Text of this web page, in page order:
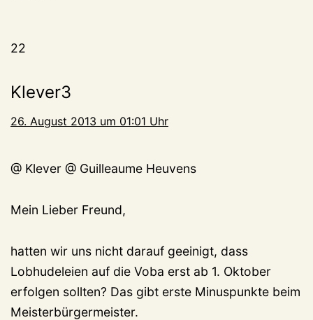
22
Klever3
26. August 2013 um 01:01 Uhr
@ Klever @ Guilleaume Heuvens
Mein Lieber Freund,
hatten wir uns nicht darauf geeinigt, dass
Lobhudeleien auf die Voba erst ab 1. Oktober
erfolgen sollten? Das gibt erste Minuspunkte beim
Meisterbürgermeister.